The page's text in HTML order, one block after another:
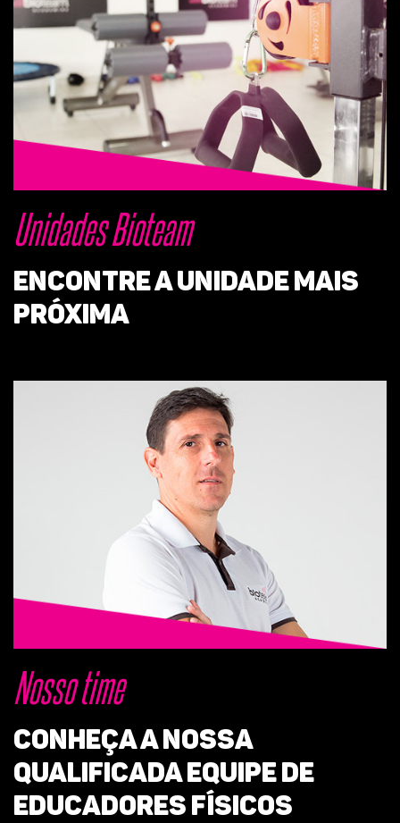
Unidades Bioteam
Encontre a unidade mais
próxima
Nosso time
Conheça a nossa
QUALIFICADA equipe de
educadores físicos